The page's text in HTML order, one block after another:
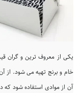
یکی از معروف ترین و گران
خام و برنج تهیه می شود.
آن از موادی استفاده شود